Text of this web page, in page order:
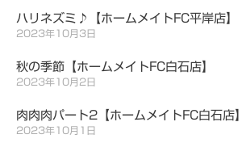
ハリネズミ♪【ホームメイトFC平岸店】
2023年10月3日
秋の季節【ホームメイトFC白石店】
2023年10月2日
肉肉肉パート2【ホームメイトFC白石店】
2023年10月1日